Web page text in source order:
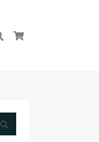
Cari